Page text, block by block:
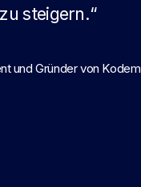
steigern.“
und Gründer von Kodem